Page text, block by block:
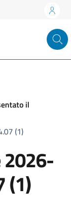
il
(1)
(1)